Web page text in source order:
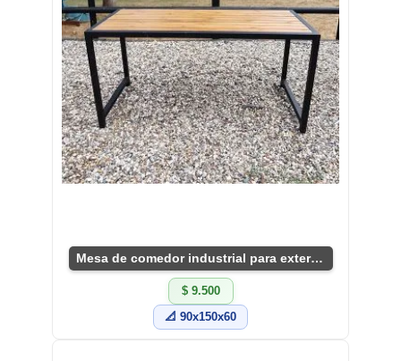
Mesa de comedor industrial para exteriores
$ 9.500
📐 90x150x60